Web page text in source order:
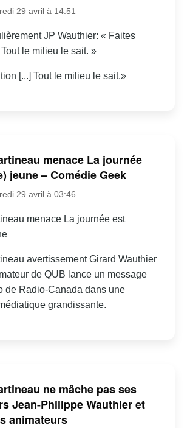
29 avril à 14:51
JP Wauthier: « Faites
le milieu le sait. »
[...] Tout le milieu le sait.»
menace La journée
jeune – Comédie Geek
29 avril à 03:46
menace La journée est
avertissement Girard Wauthier
de QUB lance un message
de Radio-Canada dans une
grandissante.
ne mâche pas ses
Jean-Philippe Wauthier et
animateurs